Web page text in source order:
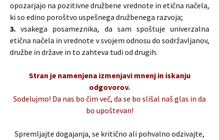
opozarjajo na pozitivne družbene vrednote in etična načela,
ki so edino poroštvo uspešnega družbenega razvoja;
3.vsakega posameznika, da sam spoštuje univerzalna
etična načela in vrednote v svojem odnosu do sodržavljanov,
družbe in države in to zahteva tudi od drugih.
Stran je namenjena izmenjavi mnenj in iskanju
odgovorov.
Sodelujmo! Da nas bo čim več, da se bo slišal naš glas in da
bo upoštevan!
Spremljajte dogajanja, se kritično ali pohvalno odzivajte,